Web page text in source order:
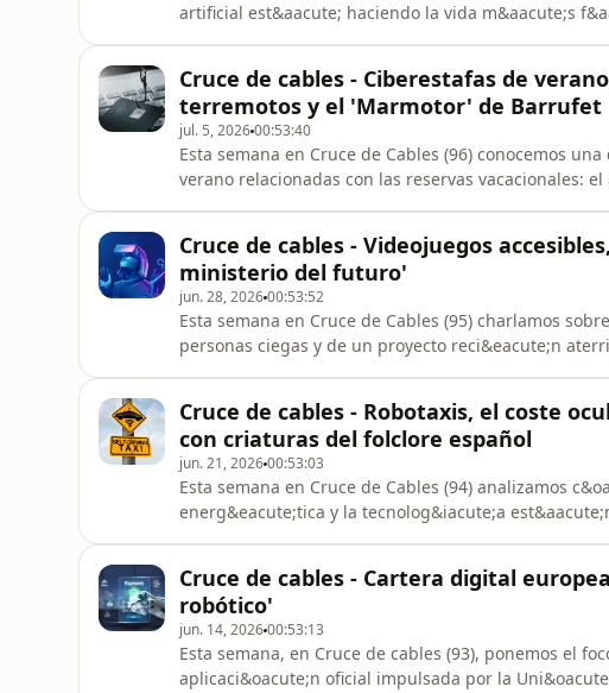
artificial est&aacute; haciendo la vida m&aacute;s
gastron&oacute;mico ciego de Espa&nti
Cruce de cables - Ciberestafas de
terremotos y el 'Marmotor' de Barrufet
jul. 5, 202600:53:40
Esta semana en Cruce de Cables (96) conocemos
verano relacionadas con las reservas vacacionales:
y plataformas de reservas par
Cruce de cables - Videojuegos
ministerio del futuro'
jun. 28, 202600:53:52
Esta semana en Cruce de Cables (95) charlamos
personas ciegas y de un proyecto reci&eacute;n
especialista en accesibilidad, con quien
Cruce de cables - Robotaxis, el coste
con criaturas del folclore español
jun. 21, 202600:53:03
Esta semana en Cruce de Cables (94) analizamos
energ&eacute;tica y la tecnolog&iacute;a
Transformaci&oacute;n Digita
Cruce de cables - Cartera digital
robótico'
jun. 14, 202600:53:13
Esta semana, en Cruce de cables (93), ponemos el
aplicaci&oacute;n oficial impulsada por la